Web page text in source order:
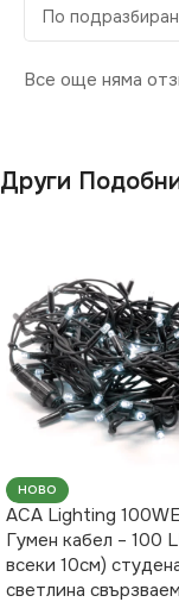
Все още няма
Други
НОВО
ACA Lighting
Гумен кабел – 100
всеки 10см)
светлина